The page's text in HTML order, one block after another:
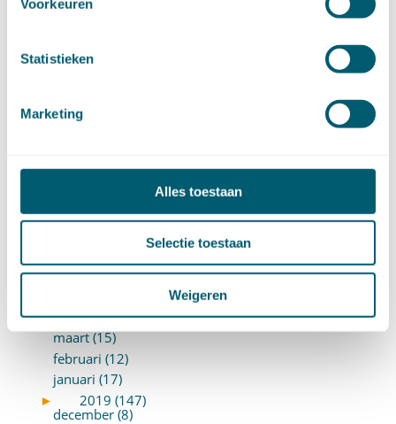
Voorkeuren
Statistieken
Marketing
Alles toestaan
Selectie toestaan
Weigeren
juni (14)
april (11)
januari (15)
november (14)
september (8)
juni (14)
april (20)
maart (15)
februari (12)
januari (17)
►
2019 (147)
december (8)